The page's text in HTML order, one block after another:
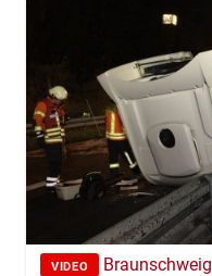
VIDEO Braunschweig